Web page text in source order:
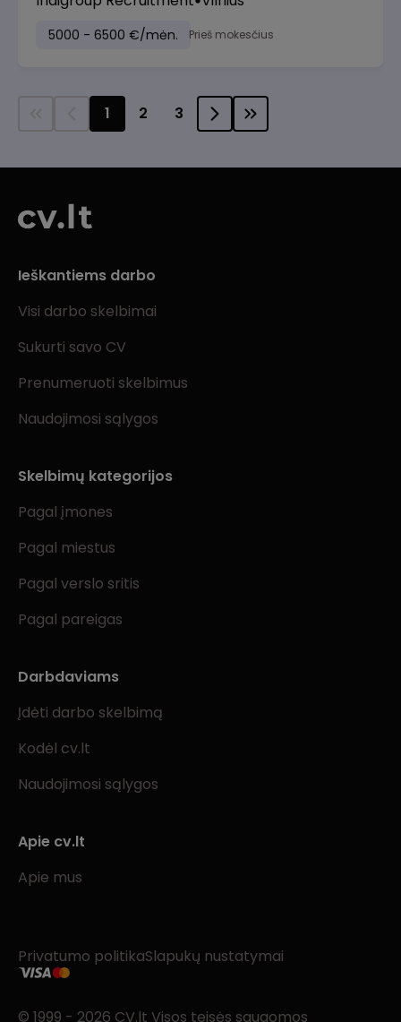
5000 - 6500 €/mėn. Prieš mokesčius
1 2 3
Ieškantiems darbo
Visi darbo skelbimai
Sukurti savo CV
Prenumeruoti skelbimus
Naudojimosi sąlygos
Skelbimų kategorijos
Pagal įmones
Pagal miestus
Pagal verslo sritis
Pagal pareigas
Darbdaviams
Įdėti darbo skelbimą
Kodėl cv.lt
Naudojimosi sąlygos
Apie cv.lt
Apie mus
Privatumo politikaSlapukų nustatymai
© 1999 - 2026 CV.lt Visos teisės saugomos